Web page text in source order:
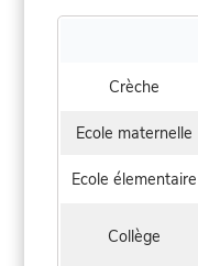
Crèche
Ecole maternelle
Ecole élementaire
Collège